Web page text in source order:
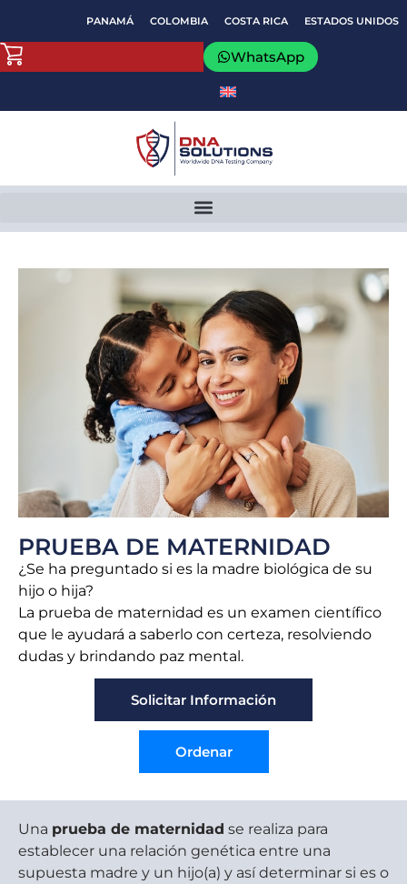
contenido
PANAMÁ COLOMBIA COSTA RICA ESTADOS UNIDOS
WhatsApp
PRUEBA DE MATERNIDAD
¿Se ha preguntado si es la madre biológica de su
hijo o hija?
La prueba de maternidad es un examen científico
que le ayudará a saberlo con certeza, resolviendo
dudas y brindando paz mental.
Solicitar Información
Ordenar
Una prueba de maternidad se realiza para
establecer una relación genética entre una
supuesta madre y un hijo(a) y así determinar si es o